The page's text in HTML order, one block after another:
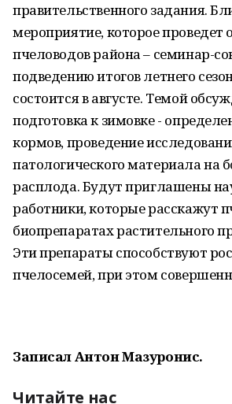
правительственного задания.
мероприятие, которое проведет
пчеловодов района – семинар-
подведению итогов летнего
состоится в августе. Темой
подготовка к зимовке -
кормов, проведение
патологического материала на
расплода. Будут приглашены
работники, которые расскажут
биопрепаратах растительного
Эти препараты способствуют
пчелосемей, при этом
Записал Антон Мазуронис.
Читайте нас